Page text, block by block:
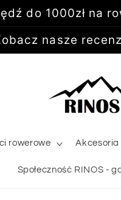
do 1000zł na
nasze
rowerowe Akcesoria
Społeczność RINOS -